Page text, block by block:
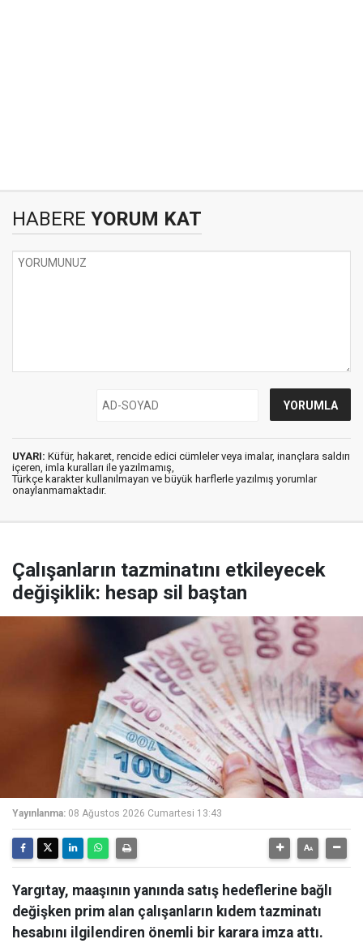
HABERE YORUM KAT
UYARI: Küfür, hakaret, rencide edici cümleler veya imalar, inançlara saldırı
içeren, imla kuralları ile yazılmamış,
Türkçe karakter kullanılmayan ve büyük harflerle yazılmış yorumlar
onaylanmamaktadır.
Çalışanların tazminatını etkileyecek
değişiklik: hesap sil baştan
Yayınlanma: 08 Ağustos 2026 Cumartesi 13:43
Yargıtay, maaşının yanında satış hedeflerine bağlı
değişken prim alan çalışanların kıdem tazminatı
hesabını ilgilendiren önemli bir karara imza attı.